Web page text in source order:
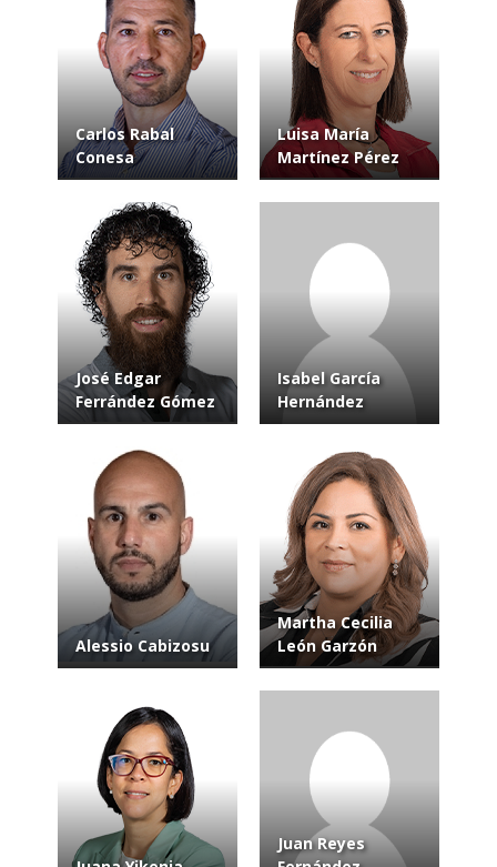
Carlos Rabal
Conesa
Luisa María
Martínez Pérez
José Edgar
Ferrández Gómez
Isabel García
Hernández
Alessio Cabizosu
Martha Cecilia
León Garzón
Juan Reyes